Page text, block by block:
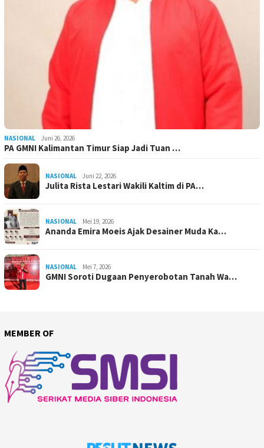
NASIONAL Juni 26, 2026
PA GMNI Kalimantan Timur Siap Jadi Tuan …
NASIONAL Juni 22, 2026
Julita Rista Lestari Wakili Kaltim di PA…
NASIONAL Mei 19, 2026
Ananda Emira Moeis Ajak Desainer Muda Ka…
NASIONAL Mei 7, 2026
GMNI Soroti Dugaan Penyerobotan Tanah Wa…
MEMBER OF